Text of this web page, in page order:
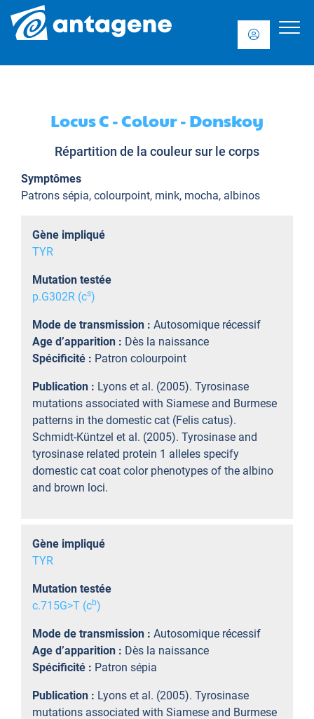
Locus C - Colour - Donskoy
Répartition de la couleur sur le corps
Symptômes
Patrons sépia, colourpoint, mink, mocha, albinos
Gène impliqué
TYR
Mutation testée
p.G302R (cs)
Mode de transmission : Autosomique récessif
Age d’apparition : Dès la naissance
Spécificité : Patron colourpoint
Publication : Lyons et al. (2005). Tyrosinase
mutations associated with Siamese and Burmese
patterns in the domestic cat (Felis catus).
Schmidt-Küntzel et al. (2005). Tyrosinase and
tyrosinase related protein 1 alleles specify
domestic cat coat color phenotypes of the albino
and brown loci.
Gène impliqué
TYR
Mutation testée
c.715G>T (cb)
Mode de transmission : Autosomique récessif
Age d’apparition : Dès la naissance
Spécificité : Patron sépia
Publication : Lyons et al. (2005). Tyrosinase
mutations associated with Siamese and Burmese